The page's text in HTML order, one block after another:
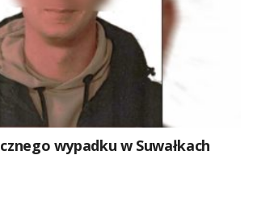
wypadku w Suwałkach